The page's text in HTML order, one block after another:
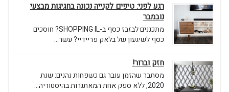
רגע לפני: טיפים לקנייה נכונה בחגיגות מבצעי
נובמבר
מתכננים לבזבז כסף ב-SHOPPING IL? חוסכים
כסף לשיגעון של בלאק פריידיי? עשר...
חזק וברור!
מסתבר שהזמן עובר גם כשפחות נהנים: שנת
2020, ללא ספק אחת המאתגרות בהיסטוריה...